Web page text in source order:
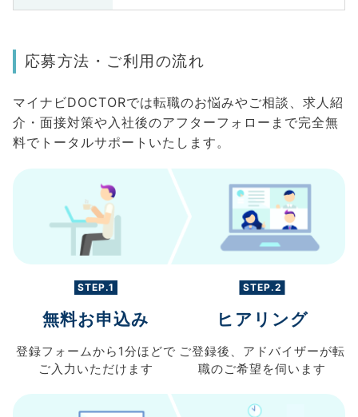
応募方法・ご利用の流れ
マイナビDOCTORでは転職のお悩みやご相談、求人紹
介・面接対策や入社後のアフターフォローまで完全無
料でトータルサポートいたします。
STEP.1
無料お申込み
登録フォームから 1分ほどで
ご入力 いただけます
STEP.2
ヒアリング
ご登録後、 アドバイザーが転
職のご希望を伺います